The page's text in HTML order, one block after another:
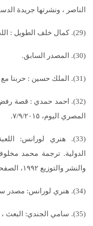
الناصر ، ونشرتها جريدة الدستور
(29). كمال خلف الطويل : اللجنة العسكرية ، مصدر سابق.
(30). المصدر السابق.
(31). الملك حسين : حربنا مع إسرائيل، دار النهار ١٩٦٨، الصفحة ٢٣.
(32). احمد حمدي : قصة
المصري اليوم، ٧/٩/٢٠١٥.
(33). هنري لورانس:
الدولية. ترجمة محمد
والنشر والتوزيع ١٩٩٢، الصفحة ٢٥٤.
(34). هنري لورانس: مصدر سابق، الصفحة نفسها.
(35). سامي الجندي: البعث ، مرجع سابق، الصفحة ١٤٨.